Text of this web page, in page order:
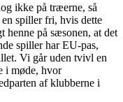
ikke på træerne, så
spiller fri, hvis dette
henne på sæsonen, at det
spiller har EU-pas,
Vi går uden tvivl en
i møde, hvor
af klubberne i